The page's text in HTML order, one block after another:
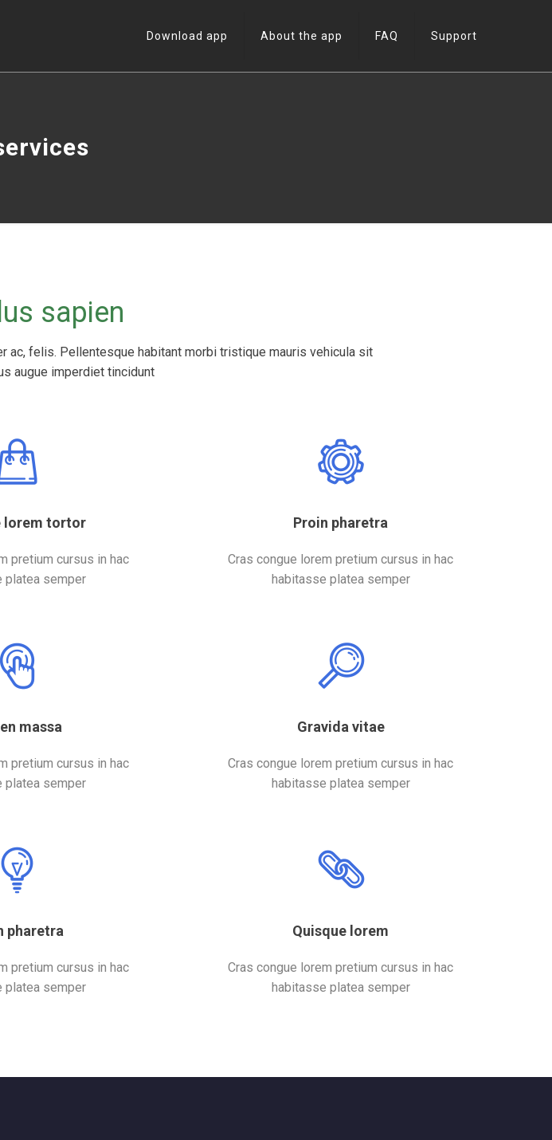
Download app About the app FAQ Support
sapien
ac, felis. Pellentesque habitant morbi tristique mauris vehicula sit
augue imperdiet tincidunt
lorem tortor
pretium cursus in hac
platea semper
Proin pharetra
Cras congue lorem pretium cursus in hac
habitasse platea semper
massa
pretium cursus in hac
platea semper
Gravida vitae
Cras congue lorem pretium cursus in hac
habitasse platea semper
pharetra
pretium cursus in hac
platea semper
Quisque lorem
Cras congue lorem pretium cursus in hac
habitasse platea semper